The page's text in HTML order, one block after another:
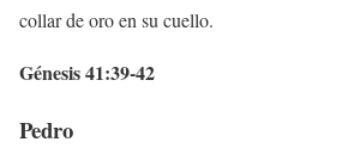
collar de oro en su cuello.
Génesis 41:39-42
Pedro